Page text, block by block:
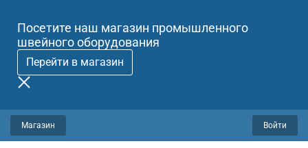
Посетите наш магазин промышленного
швейного оборудования
Перейти в магазин
Магазин Войти